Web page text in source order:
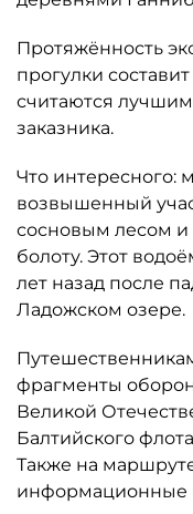
Протяжённость
прогулки
считаются
заказника.
Что интересного:
возвышенный
сосновым лесом и
болоту. Этот
лет назад после
Ладожском озере.
фрагменты
Великой
Балтийского
Также на
информационные